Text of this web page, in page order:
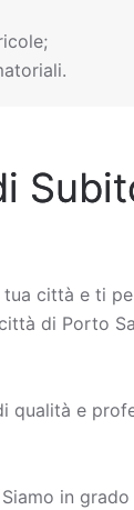
tua città e ti
di Porto
qualità e
Siamo in